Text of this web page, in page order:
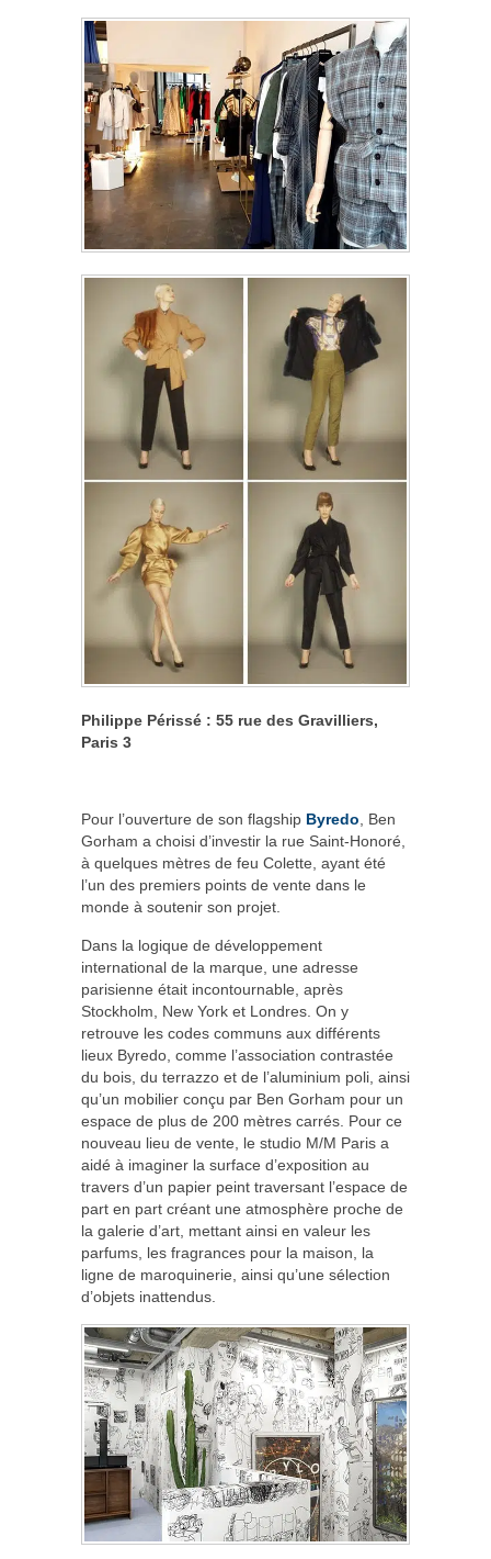
Philippe Périssé : 55 rue des Gravilliers,
Paris 3
Pour l’ouverture de son flagship Byredo , Ben
Gorham a choisi d’investir la rue Saint-Honoré,
à quelques mètres de feu Colette, ayant été
l’un des premiers points de vente dans le
monde à soutenir son projet.
Dans la logique de développement
international de la marque, une adresse
parisienne était incontournable, après
Stockholm, New York et Londres. On y
retrouve les codes communs aux différents
lieux Byredo, comme l’association contrastée
du bois, du terrazzo et de l’aluminium poli, ainsi
qu’un mobilier conçu par Ben Gorham pour un
espace de plus de 200 mètres carrés. Pour ce
nouveau lieu de vente, le studio M/M Paris a
aidé à imaginer la surface d’exposition au
travers d’un papier peint traversant l’espace de
part en part créant une atmosphère proche de
la galerie d’art, mettant ainsi en valeur les
parfums, les fragrances pour la maison, la
ligne de maroquinerie, ainsi qu’une sélection
d’objets inattendus.